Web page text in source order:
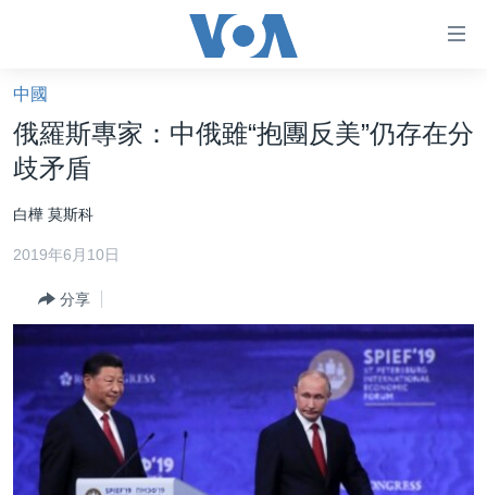
礙
鏈
接
轉
內
轉
導
美國大選2024
海外港人
新聞自由
揭謊頻道
美國
中國
中國
俄羅斯專家：中俄雖“抱團反美”仍存在分
歧矛盾
白樺 莫斯科
2019年6月10日
分享